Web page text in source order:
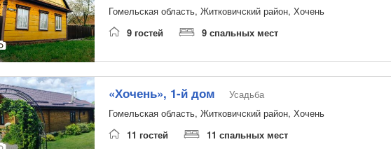
Гомельская область, Житковичский район, Хочень
9 гостей
9 спальных мест
«Хочень», 1-й дом
Усадьба
Гомельская область, Житковичский район, Хочень
11 гостей 11 спальных мест